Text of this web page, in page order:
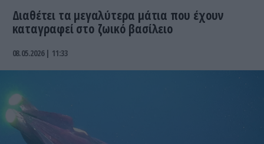
Διαθέτει τα μεγαλύτερα μάτια που έχουν
καταγραφεί στο ζωικό βασίλειο
08.05.2026 | 11:33